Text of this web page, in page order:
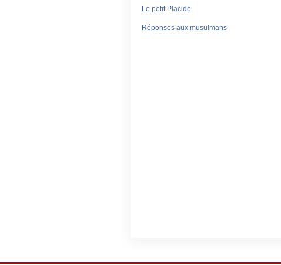
Le petit Placide
Réponses aux musulmans